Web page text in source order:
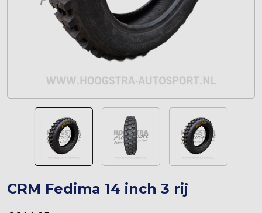
CRM Fedima 14 inch 3 rij